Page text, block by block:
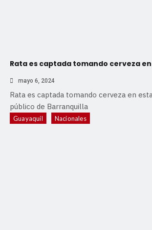
Rata es captada tomando cerveza
mayo 6, 2024
Rata es captada tomando cerveza en
público de Barranquilla
Guayaquil Nacionales